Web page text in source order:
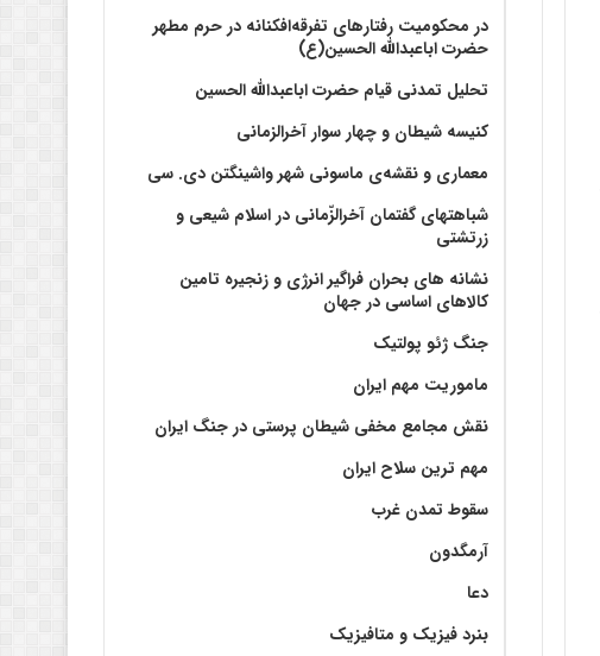
در محکومیت رفتارهای تفرقه‌افکنانه در حرم مطهر
حضرت اباعبدالله الحسین(ع)
تحلیل تمدنی قیام حضرت اباعبدالله الحسین
کنیسه شیطان و چهار سوار آخرالزمانی
معماری و نقشه‌ی ماسونی شهر واشينگتن دی. سی
شباهتهای گفتمان آخر‌الزّمانی در اسلام شیعی و
زرتشتی
نشانه های بحران فراگیر انرژی و زنجیره تامین
کالاهای اساسی در جهان
جنگ ژئو پولتیک
ماموریت مهم ایران
نقش مجامع مخفی شیطان پرستی در جنگ ایران
مهم ترین سلاح ایران
سقوط تمدن غرب
آرمگدون
دعا
بنرد فیزیک و متافیزیک